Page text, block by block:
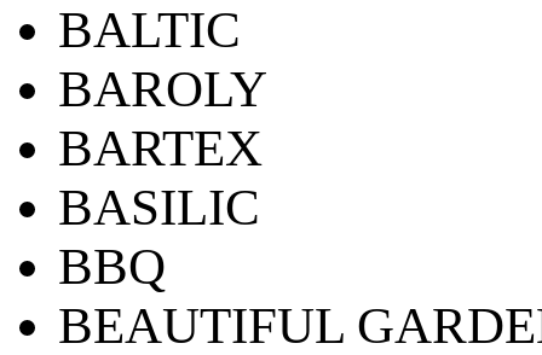
BALTIC
BAROLY
BARTEX
BASILIC
BBQ
BEAUTIFUL